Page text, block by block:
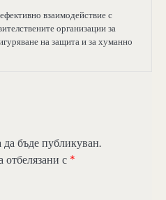
взаимодействие с
организации за
на защита и за хуманно
бъде публикуван.
отбелязани с *